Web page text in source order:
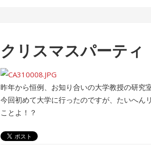
クリスマスパーティ
昨年から恒例、お知り合いの大学教授の研究
今回初めて大学に行ったのですが、たいへん
ことよ！？